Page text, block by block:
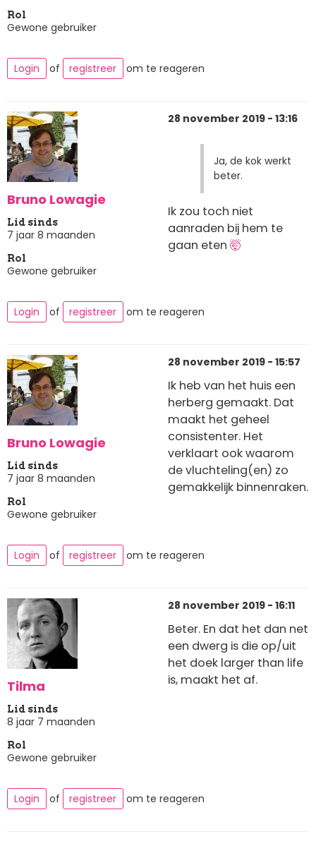
Rol
Gewone gebruiker
Login of registreer om te reageren
Bruno Lowagie
Lid sinds
7 jaar 8 maanden
Rol
Gewone gebruiker
28 november 2019 - 13:16
Ja, de kok werkt
beter.
Ik zou toch niet
aanraden bij hem te
gaan eten 🤯
Login of registreer om te reageren
Bruno Lowagie
Lid sinds
7 jaar 8 maanden
Rol
Gewone gebruiker
28 november 2019 - 15:57
Ik heb van het huis een
herberg gemaakt. Dat
maakt het geheel
consistenter. Het
verklaart ook waarom
de vluchteling(en) zo
gemakkelijk binnenraken.
Login of registreer om te reageren
Tilma
Lid sinds
8 jaar 7 maanden
Rol
Gewone gebruiker
28 november 2019 - 16:11
Beter. En dat het dan net
een dwerg is die op/uit
het doek larger than life
is, maakt het af.
Login of registreer om te reageren